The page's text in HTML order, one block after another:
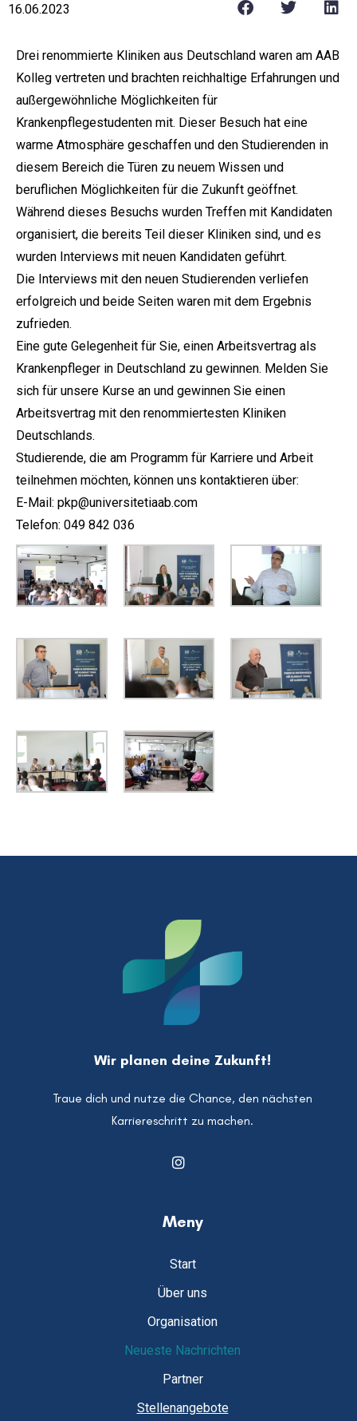
16.06.2023
Drei renommierte Kliniken aus Deutschland waren am AAB
Kolleg vertreten und brachten reichhaltige Erfahrungen und
außergewöhnliche Möglichkeiten für
Krankenpflegestudenten mit. Dieser Besuch hat eine
warme Atmosphäre geschaffen und den Studierenden in
diesem Bereich die Türen zu neuem Wissen und
beruflichen Möglichkeiten für die Zukunft geöffnet.
Während dieses Besuchs wurden Treffen mit Kandidaten
organisiert, die bereits Teil dieser Kliniken sind, und es
wurden Interviews mit neuen Kandidaten geführt.
Die Interviews mit den neuen Studierenden verliefen
erfolgreich und beide Seiten waren mit dem Ergebnis
zufrieden.
Eine gute Gelegenheit für Sie, einen Arbeitsvertrag als
Krankenpfleger in Deutschland zu gewinnen. Melden Sie
sich für unsere Kurse an und gewinnen Sie einen
Arbeitsvertrag mit den renommiertesten Kliniken
Deutschlands.
Studierende, die am Programm für Karriere und Arbeit
teilnehmen möchten, können uns kontaktieren über:
E-Mail: pkp@universitetiaab.com
Telefon: 049 842 036
Wir planen deine Zukunft!
Traue dich und nutze die Chance, den nächsten
Karriereschritt zu machen.
Meny
Start
Über uns
Organisation
Neueste Nachrichten
Partner
Stellenangebote